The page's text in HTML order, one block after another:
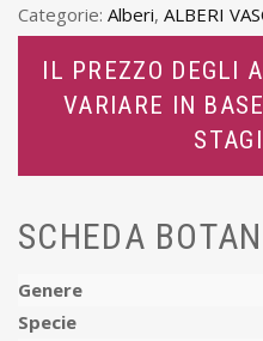
Categorie: Alberi, ALBERI
IL PREZZO DEGLI
VARIARE IN
SCHEDA
Genere
Specie